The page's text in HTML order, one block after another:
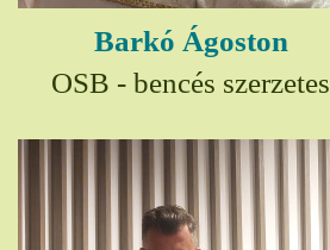
Barkó Ágoston
OSB - bencés szerzetes